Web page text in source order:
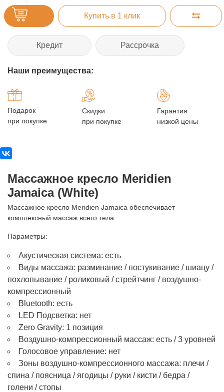
Купить в 1 клик
Кредит Рассрочка
Наши преимущества:
Подарок
при покупке
Скидки
при покупке
Гарантия
низкой цены
Массажное кресло Meridien
Jamaica (White)
Массажное кресло Meridien Jamaica обеспечивает
комплексный массаж всего тела.
Параметры:
Акустическая система: есть
Виды массажа: разминание / постукивание / шиацу /
похлопывание / роликовый / стрейтчинг / воздушно-
компрессионный
Bluetooth: есть
LED Подсветка: нет
Zero Gravity: 1 позиция
Воздушно-компрессионный массаж: есть / 3 уровней
Голосовое управление: нет
Зоны воздушно-компрессионного массажа: плечи /
спина / поясница / ягодицы / руки / кисти / бедра /
голени / стопы